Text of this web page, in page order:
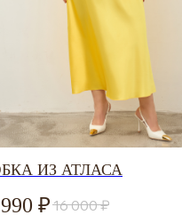
ИЗ АТЛАСА
16 000
И ОПЛАТА